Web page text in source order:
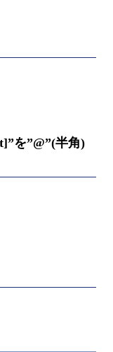
を”@”(半角)